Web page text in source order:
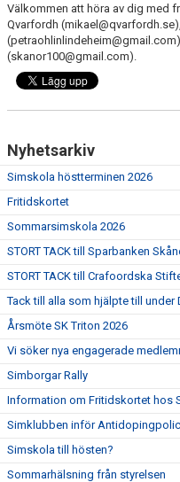
Välkommen att höra av dig med
Qvarfordh
(skanor100@gmail.com).
Nyhetsarkiv
Simskola höstterminen 2026
Fritidskortet
Sommarsimskola 2026
STORT TACK till Sparbanken
STORT TACK till Crafoordska
Tack till alla som hjälpte till under
Årsmöte SK Triton 2026
Vi söker nya engagerade
Simborgar Rally
Information om Fritidskortet hos
Simklubben inför
Simskola till hösten?
Sommarhälsning från styrelsen